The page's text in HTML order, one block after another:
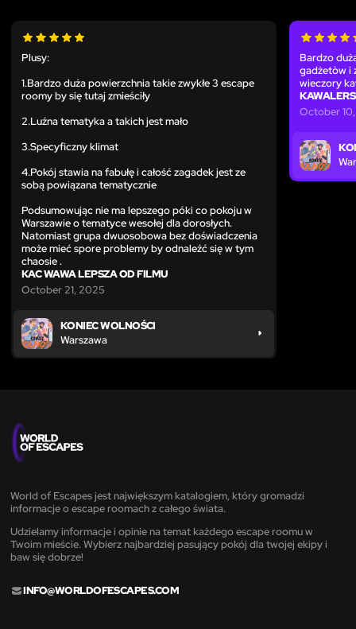
Plusy:
1.Bardzo duża powierzchnia takie zwykłe 3 escape
roomy by się tutaj zmieściły
2.Luźna tematyka a takich jest mało
3.Specyficzny klimat
4.Pokój stawia na fabułę i całość zagadek jest ze
sobą powiązana tematycznie
Podsumowując nie ma lepszego póki co pokoju w
Warszawie o tematyce wesołej dla dorosłych.
Natomiast grupa dwuosobowa bez doświadczenia
może mieć spore problemy by odnaleźć się w tym
chaosie .
KAC WAWA LEPSZA OD FILMU
October 21, 2025
KONIEC WOLNOŚCI
Warszawa
Bardzo
gadżetòw i
wieczory
October
World of Escapes jest największym katalogiem, który gromadzi
informacje o escape roomach z całego świata.
Udzielamy informacje i opinie na temat każdego escape roomu w
Twoim mieście. Wybierz najbardziej pasujący pokój dla twojej ekipy i
baw się dobrze!
INFO@WORLDOFESCAPES.COM